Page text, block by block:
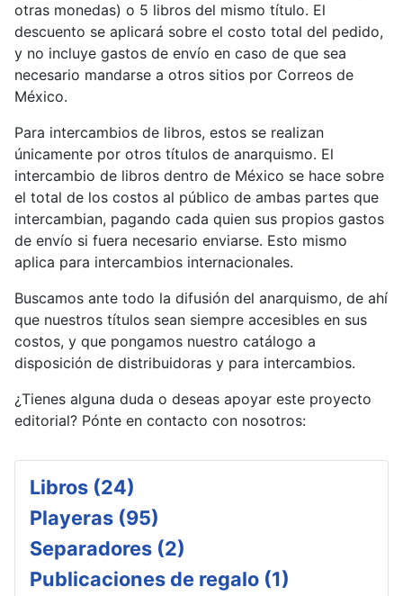
otras monedas) o 5 libros del mismo título. El
descuento se aplicará sobre el costo total del pedido,
y no incluye gastos de envío en caso de que sea
necesario mandarse a otros sitios por Correos de
México.
Para intercambios de libros, estos se realizan
únicamente por otros títulos de anarquismo. El
intercambio de libros dentro de México se hace sobre
el total de los costos al público de ambas partes que
intercambian, pagando cada quien sus propios gastos
de envío si fuera necesario enviarse. Esto mismo
aplica para intercambios internacionales.
Buscamos ante todo la difusión del anarquismo, de ahí
que nuestros títulos sean siempre accesibles en sus
costos, y que pongamos nuestro catálogo a
disposición de distribuidoras y para intercambios.
¿Tienes alguna duda o deseas apoyar este proyecto
editorial? Pónte en contacto con nosotros:
Libros (24)
Playeras (95)
Separadores (2)
Publicaciones de regalo (1)